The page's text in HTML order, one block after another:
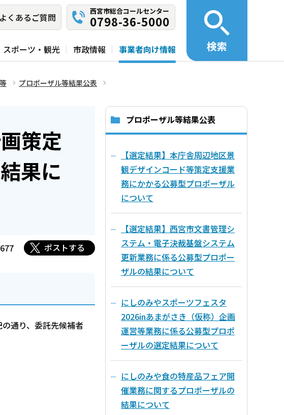
よくあるご質問
西宮市総合コールセンター
0798-36-5000
スポーツ・観光 市政情報 事業者向け情報 検索
プロポーザル等結果公表
策定
果に
ポストする
通り、委託先候補者
プロポーザル等結果公表
【選定結果】本庁舎周辺地区景
観デザインコード等策定支援業
務にかかる公募型プロポーザル
について
【選定結果】西宮市文書管理シ
ステム・電子決裁基盤システム
更新業務に係る公募型プロポー
ザルの結果について
にしのみやスポーツフェスタ
2026inあまがさき（仮称）企画
運営等業務に係る公募型プロポ
ーザルの選定結果について
にしのみや食の特産品フェア開
催業務に関するプロポーザルの
結果について